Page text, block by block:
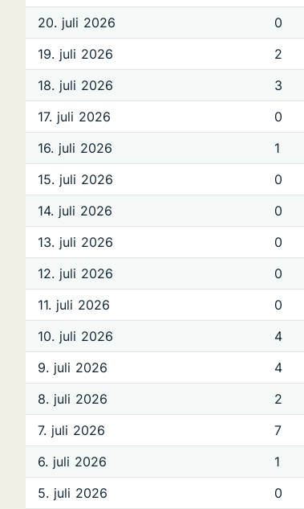
20. juli 2026
0
19. juli 2026
2
18. juli 2026
3
17. juli 2026
0
16. juli 2026
1
15. juli 2026
0
14. juli 2026
0
13. juli 2026
0
12. juli 2026
0
11. juli 2026
0
10. juli 2026
4
9. juli 2026
4
8. juli 2026
2
7. juli 2026
7
6. juli 2026
1
5. juli 2026
0